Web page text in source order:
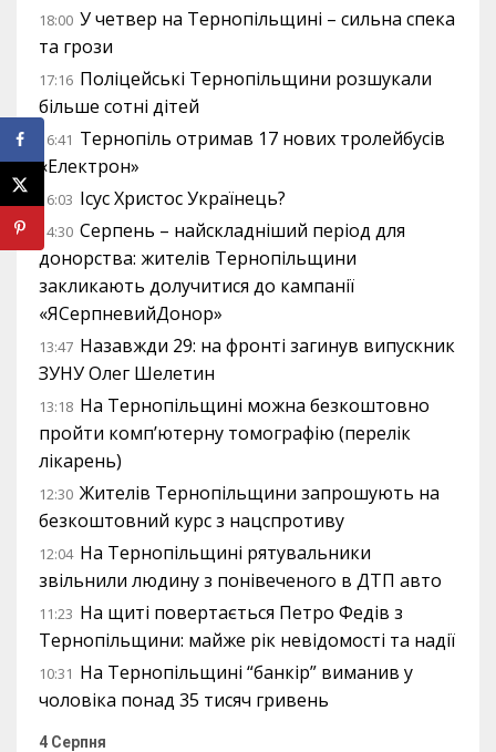
18:00 У четвер на Тернопільщині – сильна спека
та грози
17:16 Поліцейські Тернопільщини розшукали
більше сотні дітей
16:41 Тернопіль отримав 17 нових тролейбусів
«Електрон»
16:03 Ісус Христос Українець?
14:30 Серпень – найскладніший період для
донорства: жителів Тернопільщини
закликають долучитися до кампанії
«ЯСерпневийДонор»
13:47 Назавжди 29: на фронті загинув випускник
ЗУНУ Олег Шелетин
13:18 На Тернопільщині можна безкоштовно
пройти комп’ютерну томографію (перелік
лікарень)
12:30 Жителів Тернопільщини запрошують на
безкоштовний курс з нацспротиву
12:04 На Тернопільщині рятувальники
звільнили людину з понівеченого в ДТП авто
11:23 На щиті повертається Петро Федів з
Тернопільщини: майже рік невідомості та надії
10:31 На Тернопільщині “банкір” виманив у
чоловіка понад 35 тисяч гривень
4 Серпня